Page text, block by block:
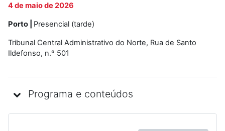
4 de maio de 2026
Porto | Presencial (tarde)
Tribunal Central Administrativo do Norte, Rua de Santo
Ildefonso, n.º 501
Programa e conteúdos